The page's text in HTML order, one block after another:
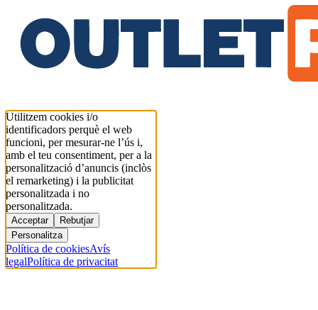
Utilitzem cookies i/o
identificadors perquè el web
funcioni, per mesurar-ne l’ús i,
amb el teu consentiment, per a la
personalització d’anuncis (inclòs
el remarketing) i la publicitat
personalitzada i no
personalitzada.
Acceptar
Rebutjar
Personalitza
Política de cookiesAvís
legalPolítica de privacitat